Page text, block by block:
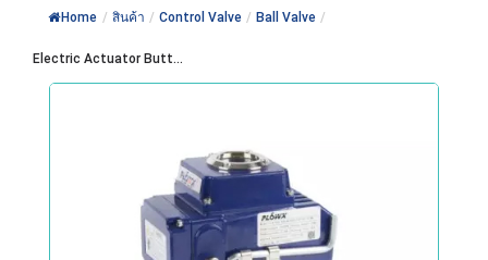
Home / สินค้า / Control Valve / Ball Valve /
Electric Actuator Butt...